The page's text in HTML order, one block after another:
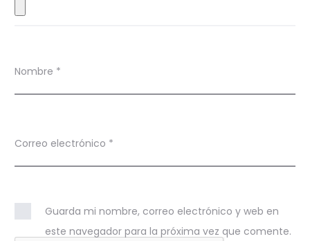
Nombre *
Correo electrónico *
Guarda mi nombre, correo electrónico y web en
este navegador para la próxima vez que comente.